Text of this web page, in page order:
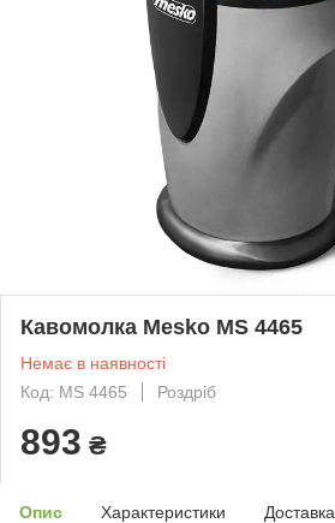
Кавомолка Mesko MS 4465
Немає в наявності
Код: MS 4465
Роздріб
893 ₴
Опис Характеристики Доставка